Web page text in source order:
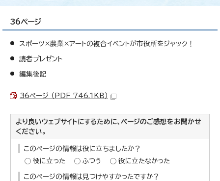
36ページ
スポーツ×農業×アートの複合イベントが市役所をジャック！
読者プレゼント
編集後記
36ページ （PDF 746.1KB）
より良いウェブサイトにするために、ページのご感想をお聞かせ
ください。
このページの情報は役に立ちましたか？
役に立った
ふつう 役に立たなかった
このページの情報は見つけやすかったですか？